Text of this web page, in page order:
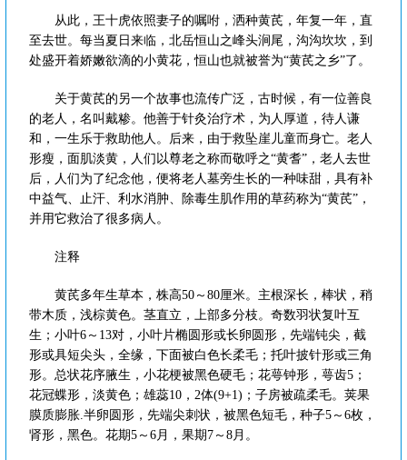
从此，王十虎依照妻子的嘱咐，洒种黄芪，年复一年，直
至去世。每当夏日来临，北岳恒山之峰头涧尾，沟沟坎坎，到
处盛开着娇嫩欲滴的小黄花，恒山也就被誉为“黄芪之乡”了。
关于黄芪的另一个故事也流传广泛，古时候，有一位善良
的老人，名叫戴糁。他善于针灸治疗术，为人厚道，待人谦
和，一生乐于救助他人。后来，由于救坠崖儿童而身亡。老人
形瘦，面肌淡黄，人们以尊老之称而敬呼之“黄耆”，老人去世
后，人们为了纪念他，便将老人墓旁生长的一种味甜，具有补
中益气、止汗、利水消肿、除毒生肌作用的草药称为“黄芪”，
并用它救治了很多病人。
注释
黄芪多年生草本，株高50～80厘米。主根深长，棒状，稍
带木质，浅棕黄色。茎直立，上部多分枝。奇数羽状复叶互
生；小叶6～13对，小叶片椭圆形或长卵圆形，先端钝尖，截
形或具短尖头，全缘，下面被白色长柔毛；托叶披针形或三角
形。总状花序腋生，小花梗被黑色硬毛；花萼钟形，萼齿5；
花冠蝶形，淡黄色；雄蕊10，2体(9+1)；子房被疏柔毛。荚果
膜质膨胀.半卵圆形，先端尖刺状，被黑色短毛，种子5～6枚，
肾形，黑色。花期5～6月，果期7～8月。